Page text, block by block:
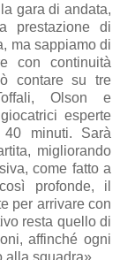
gara di andata,
prestazione di
ma sappiamo di
con continuità
contare su tre
Olson e
esperte
minuti. Sarà
migliorando
come fatto a
profonde, il
per arrivare con
resta quello di
affinché ogni
alla squadra».